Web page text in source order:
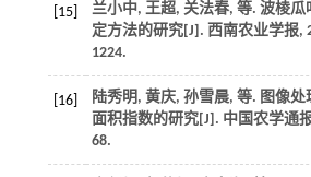
[15] 兰小中, 王超, 关法春, 等. 波棱瓜
定方法的研究[J]. 西南农业学报,
1224.
[16] 陆秀明, 黄庆, 孙雪晨, 等. 图像处
面积指数的研究[J]. 中国农学通
68.